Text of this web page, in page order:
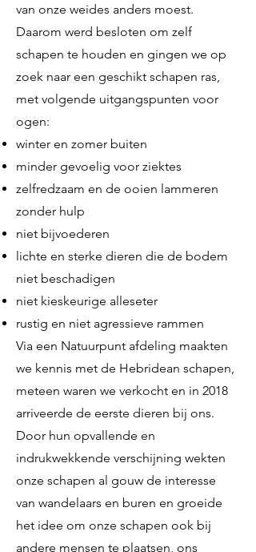
van onze weides anders moest.
Daarom werd besloten om zelf
schapen te houden en gingen we op
zoek naar een geschikt schapen ras,
met volgende uitgangspunten voor
ogen:
​winter en zomer buiten
minder gevoelig voor ziektes
zelfredzaam en de ooien lammeren
zonder hulp
niet bijvoederen
lichte en sterke dieren die de bodem
niet beschadigen
niet kieskeurige alleseter
rustig en niet agressieve rammen
Via een Natuurpunt afdeling maakten
we kennis met de Hebridean schapen,
meteen waren we verkocht en in 2018
arriveerde de eerste dieren bij ons.
Door hun opvallende en
indrukwekkende verschijning wekten
onze schapen al gouw de interesse
van wandelaars en buren en groeide
het idee om onze schapen ook bij
andere mensen te plaatsen, ons